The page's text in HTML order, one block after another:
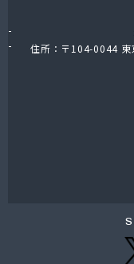
栃木液化ガス株
栃木県プロパン
栃木石油株式会
日東瓦斯株式会
日本ガス株式会
住所：〒104-0044 東